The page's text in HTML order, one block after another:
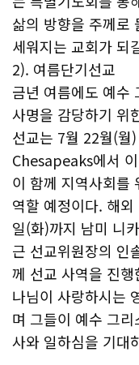
삶의 방향을 주께로
세워지는 교회가 되
2). 여름단기선교
금년 여름에도 예수
사명을 감당하기 위
선교는 7월 22월(월
Chesapeaks에서
이 함께 지역사회를
역할 예정이다. 해
일(화)까지 남미 니
근 선교위원장의 인
께 선교 사역을 진
나님이 사랑하시는
며 그들이 예수 그
사와 일하심을 기대